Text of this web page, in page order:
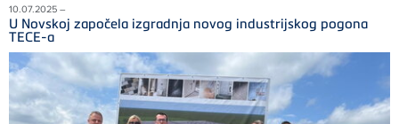
10.07.2025 –
U Novskoj započela izgradnja novog industrijskog pogona
TECE-a